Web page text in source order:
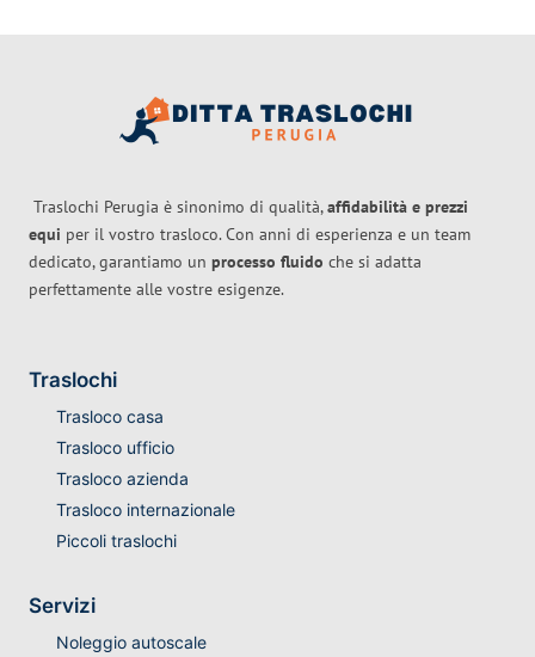
Traslochi Perugia è sinonimo di qualità,affidabilità e prezzi
equi per il vostro trasloco. Con anni di esperienza e un team
dedicato, garantiamo un processo fluido che si adatta
perfettamente alle vostre esigenze.
Traslochi
Trasloco casa
Trasloco ufficio
Trasloco azienda
Trasloco internazionale
Piccoli traslochi
Servizi
Noleggio autoscale